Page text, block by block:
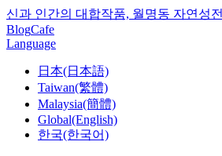
신과 인간의 대합작품, 월명동 자연성전
BlogCafe
Language
日本(日本語)
Taiwan(繁體)
Malaysia(簡體)
Global(English)
한국(한국어)